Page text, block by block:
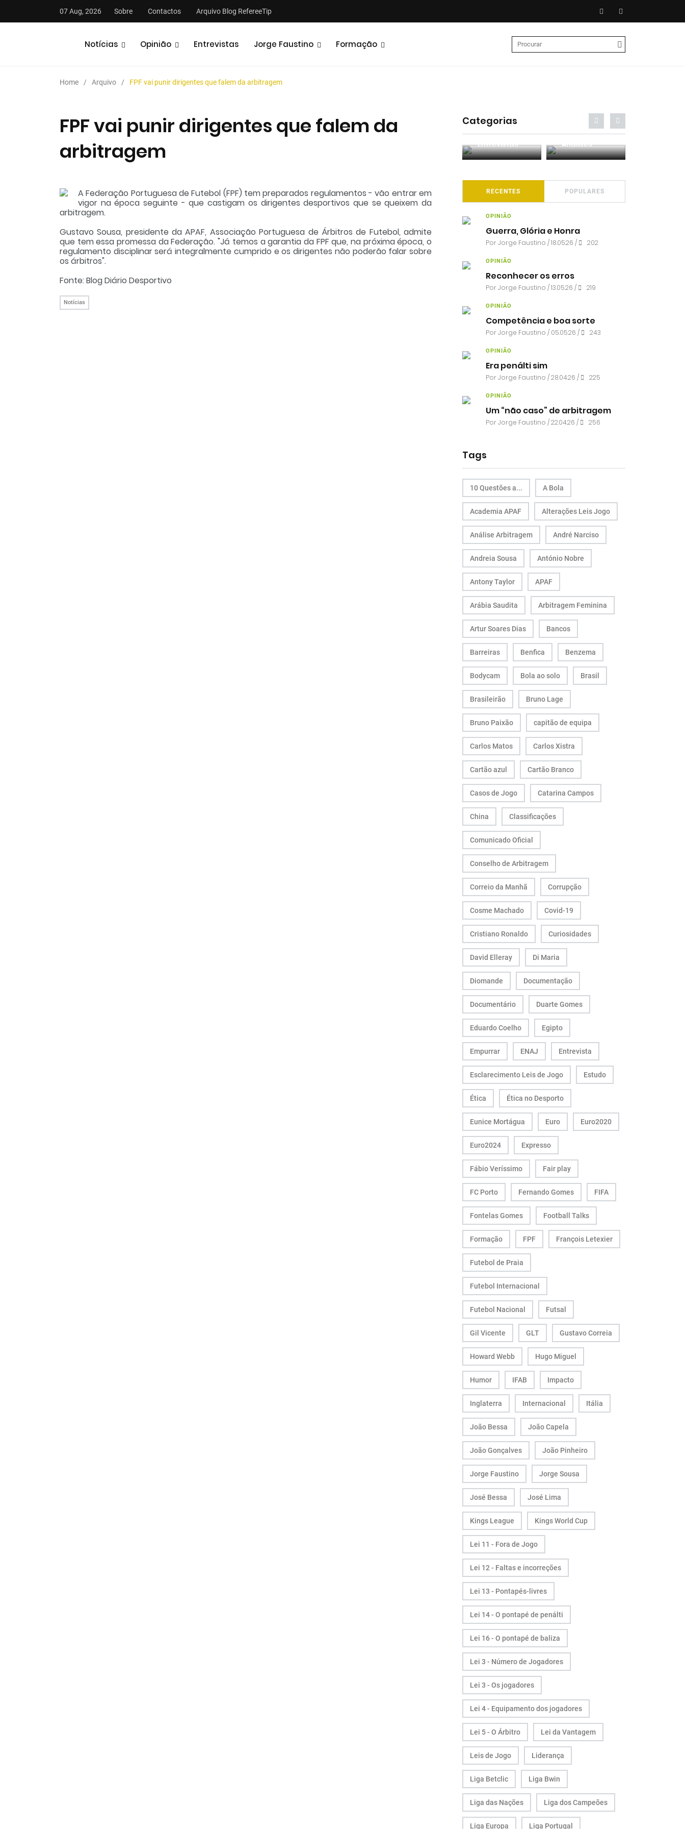
07 Aug, 2026 Sobre Contactos Arquivo Blog RefereeTip
Notícias Opinião Entrevistas Jorge Faustino Formação
Home Arquivo FPF vai punir dirigentes que falem da arbitragem
FPF vai punir dirigentes que falem da
arbitragem
A Federação Portuguesa de Futebol (FPF) tem preparados regulamentos - vão entrar em
vigor na época seguinte - que castigam os dirigentes desportivos que se queixem da
arbitragem.
Gustavo Sousa, presidente da APAF, Associação Portuguesa de Árbitros de Futebol, admite
que tem essa promessa da Federação. "Já temos a garantia da FPF que, na próxima época, o
regulamento disciplinar será integralmente cumprido e os dirigentes não poderão falar sobre
os árbitros".
Fonte: Blog Diário Desportivo
Notícias
Categorias
Análises Entrevistas Análises
RECENTES POPULARES
OPINIÃO
Guerra, Glória e Honra
PorJorge Faustino / 18.05.26 / 202
OPINIÃO
Reconhecer os erros
PorJorge Faustino / 13.05.26 / 219
OPINIÃO
Competência e boa sorte
PorJorge Faustino / 05.05.26 / 243
OPINIÃO
Era penálti sim
PorJorge Faustino / 28.04.26 / 225
OPINIÃO
Um “não caso” de arbitragem
PorJorge Faustino / 22.04.26 / 256
Tags
10 Questões a... A Bola
Academia APAF Alterações Leis Jogo
Análise Arbitragem André Narciso
Andreia Sousa António Nobre
Antony Taylor APAF
Arábia Saudita Arbitragem Feminina
Artur Soares Dias Bancos
Barreiras Benfica Benzema
Bodycam Bola ao solo Brasil
Brasileirão Bruno Lage
Bruno Paixão capitão de equipa
Carlos Matos Carlos Xistra
Cartão azul Cartão Branco
Casos de Jogo Catarina Campos
China Classificações
Comunicado Oficial
Conselho de Arbitragem
Correio da Manhã Corrupção
Cosme Machado Covid-19
Cristiano Ronaldo Curiosidades
David Elleray Di Maria
Diomande Documentação
Documentário Duarte Gomes
Eduardo Coelho Egipto
Empurrar ENAJ Entrevista
Esclarecimento Leis de Jogo Estudo
Ética Ética no Desporto
Eunice Mortágua Euro Euro2020
Euro2024 Expresso
Fábio Veríssimo Fair play
FC Porto Fernando Gomes FIFA
Fontelas Gomes Football Talks
Formação FPF François Letexier
Futebol de Praia
Futebol Internacional
Futebol Nacional Futsal
Gil Vicente GLT Gustavo Correia
Howard Webb Hugo Miguel
Humor IFAB Impacto
Inglaterra Internacional Itália
João Bessa João Capela
João Gonçalves João Pinheiro
Jorge Faustino Jorge Sousa
José Bessa José Lima
Kings League Kings World Cup
Lei 11 - Fora de Jogo
Lei 12 - Faltas e incorreções
Lei 13 - Pontapés-livres
Lei 14 - O pontapé de penálti
Lei 16 - O pontapé de baliza
Lei 3 - Número de Jogadores
Lei 3 - Os jogadores
Lei 4 - Equipamento dos jogadores
Lei 5 - O Árbitro Lei da Vantagem
Leis de Jogo Liderança
Liga Betclic Liga Bwin
Liga das Nações Liga dos Campeões
Liga Europa Liga Portugal